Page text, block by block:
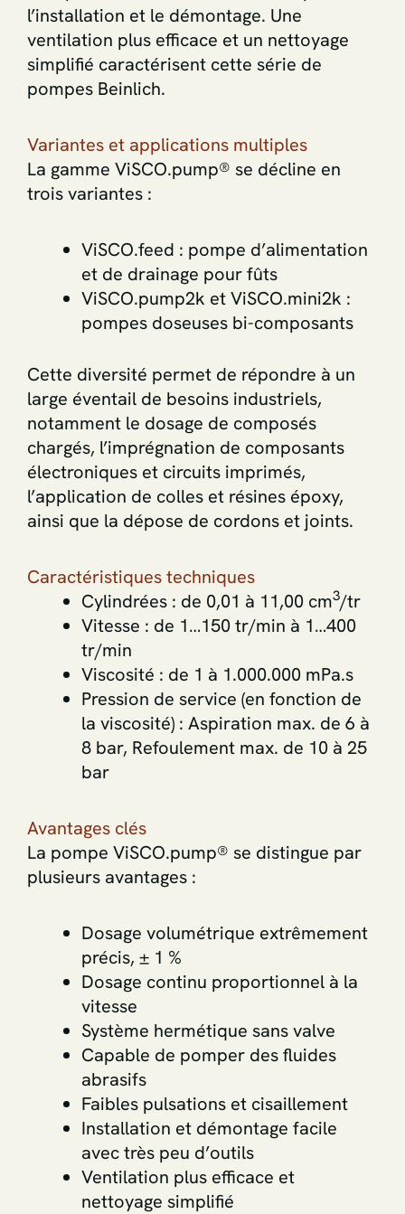
l’installation et le démontage. Une
ventilation plus efficace et un nettoyage
simplifié caractérisent cette série de
pompes Beinlich.
Variantes et applications multiples
La gamme ViSCO.pump® se décline en
trois variantes :
ViSCO.feed : pompe d’alimentation
et de drainage pour fûts
ViSCO.pump2k et ViSCO.mini2k :
pompes doseuses bi-composants
Cette diversité permet de répondre à un
large éventail de besoins industriels,
notamment le dosage de composés
chargés, l’imprégnation de composants
électroniques et circuits imprimés,
l’application de colles et résines époxy,
ainsi que la dépose de cordons et joints.
Caractéristiques techniques
Cylindrées : de 0,01 à 11,00 cm3/tr
Vitesse : de 1…150 tr/min à 1…400
tr/min
Viscosité : de 1 à 1.000.000 mPa.s
Pression de service (en fonction de
la viscosité) : Aspiration max. de 6 à
8 bar, Refoulement max. de 10 à 25
bar
Avantages clés
La pompe ViSCO.pump® se distingue par
plusieurs avantages :
Dosage volumétrique extrêmement
précis, ± 1 %
Dosage continu proportionnel à la
vitesse
Système hermétique sans valve
Capable de pomper des fluides
abrasifs
Faibles pulsations et cisaillement
Installation et démontage facile
avec très peu d’outils
Ventilation plus efficace et
nettoyage simplifié